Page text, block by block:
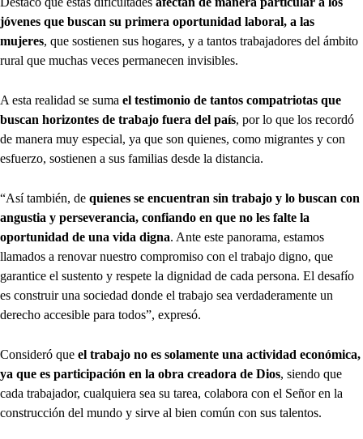
jóvenes que buscan su primera oportunidad laboral, a las
mujeres, que sostienen sus hogares, y a tantos trabajadores del ámbito
rural que muchas veces permanecen invisibles.
A esta realidad se suma el testimonio de tantos compatriotas que
buscan horizontes de trabajo fuera del país, por lo que los recordó
de manera muy especial, ya que son quienes, como migrantes y con
esfuerzo, sostienen a sus familias desde la distancia.
“Así también, de quienes se encuentran sin trabajo y lo buscan con
angustia y perseverancia, confiando en que no les falte la
oportunidad de una vida digna. Ante este panorama, estamos
llamados a renovar nuestro compromiso con el trabajo digno, que
garantice el sustento y respete la dignidad de cada persona. El desafío
es construir una sociedad donde el trabajo sea verdaderamente un
derecho accesible para todos”, expresó.
Consideró que el trabajo no es solamente una actividad económica,
ya que es participación en la obra creadora de Dios, siendo que
cada trabajador, cualquiera sea su tarea, colabora con el Señor en la
construcción del mundo y sirve al bien común con sus talentos.